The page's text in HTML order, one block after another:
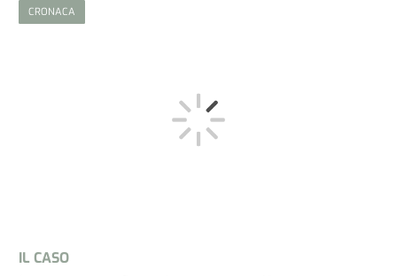
CRONACA
IL CASO